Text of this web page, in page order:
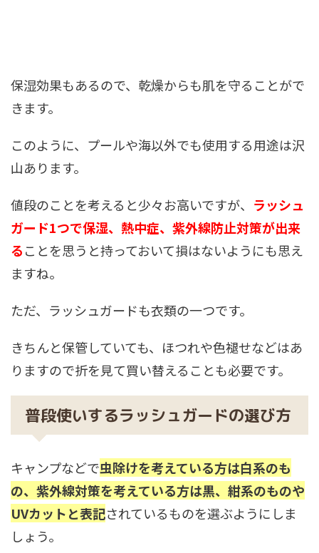
保湿効果もあるので、乾燥からも肌を守ることがで
きます。
このように、プールや海以外でも使用する用途は沢
山あります。
値段のことを考えると少々お高いですが、 ラッシュ
ガード1つで保湿、熱中症、紫外線防止対策が出来
ることを思うと持っておいて損はないようにも思え
ますね。
ただ、ラッシュガードも衣類の一つです。
きちんと保管していても、ほつれや色褪せなどはあ
りますので折を見て買い替えることも必要です。
普段使いするラッシュガードの選び方
キャンプなどで虫除けを考えている方は白系のも
の、紫外線対策を考えている方は黒、紺系のものや
UVカットと表記されているものを選ぶようにしま
しょう。